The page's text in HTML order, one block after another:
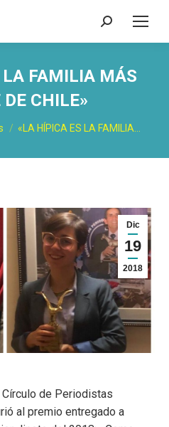
Buscar:
FAMILIA MÁS
DE CHILE»
«LA HÍPICA ES LA FAMILIA…
Dic
19
2018
de Periodistas
al premio entregado a